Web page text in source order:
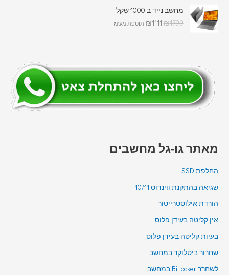
מחשב נייד ב 1000 שקל
₪1799
₪1111 תוספת מע"מ
מאתר גו-גל מחשבים
החלפת SSD
שגיאה בהתקנת ווינדוס 10/11
הורדת אילוסטרייטור
אין קליטה בעידן פלוס
בעיות קליטה בעידן פלוס
שחרור ביטלוקר במחשב
לשחרר Bitlocker במחשב